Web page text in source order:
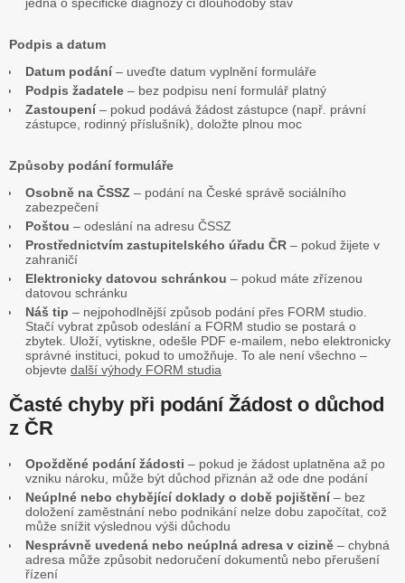
Podpis a datum
Datum podání– uveďte datum vyplnění formuláře
Podpis žadatele – bez podpisu není formulář platný
Zastoupení– pokud podává žádost zástupce (např. právní
zástupce, rodinný příslušník), doložte plnou moc
Způsoby podání formuláře
Osobně na ČSSZ – podání na České správě sociálního
zabezpečení
Poštou – odeslání na adresu ČSSZ
Prostřednictvím zastupitelského úřadu ČR – pokud žijete v
zahraničí
Elektronicky datovou schránkou – pokud máte zřízenou
datovou schránku
Náš tip – nejpohodlnější způsob podání přes FORM studio.
Stačí vybrat způsob odeslání a FORM studio se postará o
zbytek. Uloží, vytiskne, odešle PDF e-mailem, nebo elektronicky
správné instituci, pokud to umožňuje. To ale není všechno –
objevte další výhody FORM studia
Časté chyby při podání Žádost o důchod
z ČR
Opožděné podání žádosti – pokud je žádost uplatněna až po
vzniku nároku, může být důchod přiznán až ode dne podání
Neúplné nebo chybějící doklady o době pojištění– bez
doložení zaměstnání nebo podnikání nelze dobu započítat, což
může snížit výslednou výši důchodu
Nesprávně uvedená nebo neúplná adresa v cizině – chybná
adresa může způsobit nedoručení dokumentů nebo přerušení
řízení